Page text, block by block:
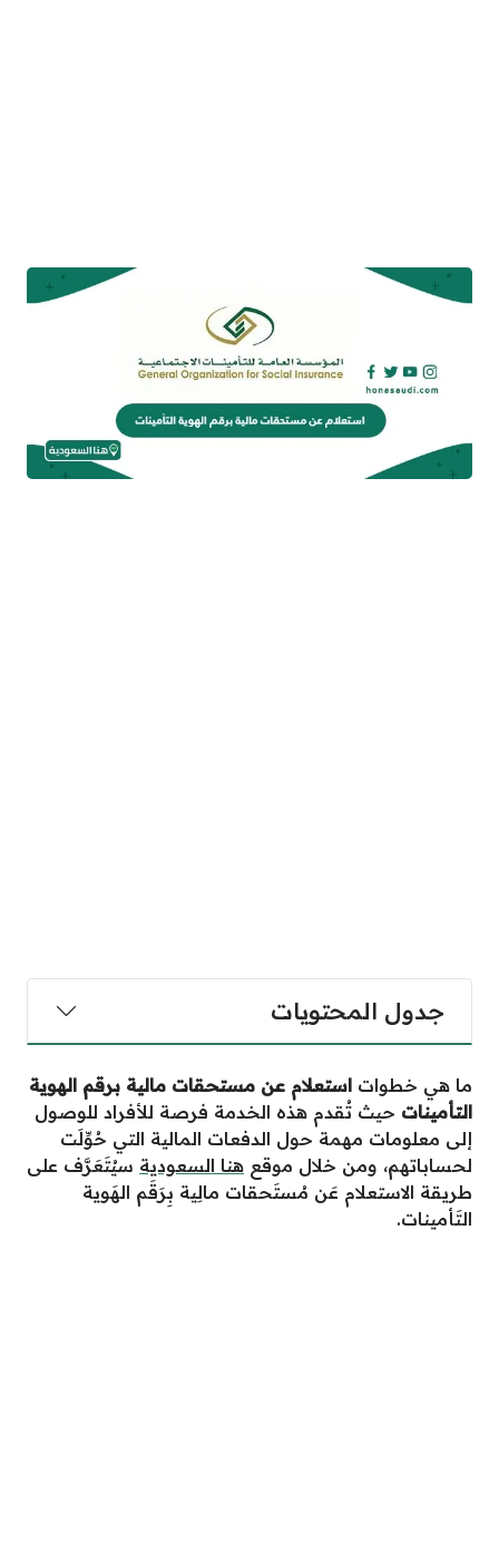
جدول المحتويات
ما هي خطوات استعلام عن مستحقات مالية برقم الهوية
التأمينات حيث تُقدم هذه الخدمة فرصة للأفراد للوصول
إلى معلومات مهمة حول الدفعات المالية التي حُوِّلَت
لحساباتهم، ومن خلال موقع هنا السعودية سيُتَعَرَّف على
طريقة الاستعلام عَن مُستَحقات مالِية بِرَقَم الهَوية
التَأمينات.